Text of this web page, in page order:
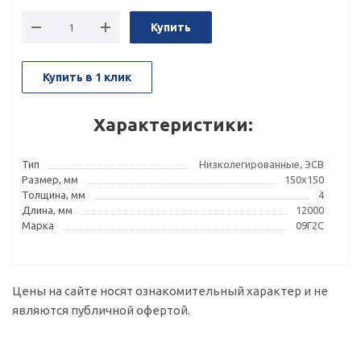
Купить
Купить в 1 клик
Характеристики:
Тип
Низколегированные, ЭСВ
Размер, мм
150x150
Толщина, мм
4
Длина, мм
12000
Марка
09Г2С
Цены на сайте носят ознакомительный характер и не
являются публичной офертой.